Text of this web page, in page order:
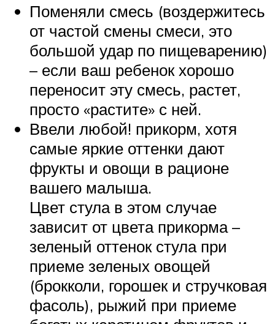
Поменяли смесь (воздержитесь
от частой смены смеси, это
большой удар по пищеварению)
– если ваш ребенок хорошо
переносит эту смесь, растет,
просто «растите» с ней.
Ввели любой! прикорм, хотя
самые яркие оттенки дают
фрукты и овощи в рационе
вашего малыша.
Цвет стула в этом случае
зависит от цвета прикорма –
зеленый оттенок стула при
приеме зеленых овощей
(брокколи, горошек и стручковая
фасоль), рыжий при приеме